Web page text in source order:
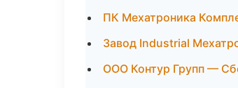
ПК Мехатроника
Завод Industrial
ООО Контур Групп —